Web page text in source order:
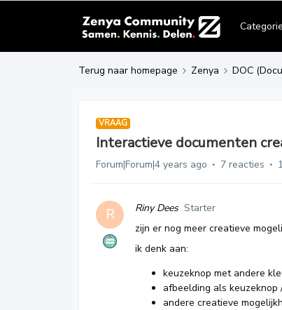
Terug naar homepage Zenya DOC
VRAAG
Interactieve documenten
Forum|Forum|4 years ago 7 reacties
R Riny Dees Starter
zijn er nog meer creatieve
ik denk aan:
keuzeknop met andere
afbeelding als
andere creatieve